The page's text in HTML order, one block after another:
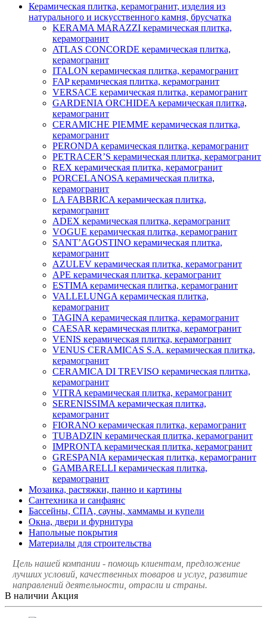
Керамическая плитка, керамогранит, изделия из
натурального и искусственного камня, брусчатка
KERAMA MARAZZI керамическая плитка,
керамогранит
ATLAS CONCORDE керамическая плитка,
керамогранит
ITALON керамическая плитка, керамогранит
FAP керамическая плитка, керамогранит
VERSACE керамическая плитка, керамогранит
GARDENIA ORCHIDEA керамическая плитка,
керамогранит
CERAMICHE PIEMME керамическая плитка,
керамогранит
PERONDA керамическая плитка, керамогранит
PETRACER’S керамическая плитка, керамогранит
REX керамическая плитка, керамогранит
PORCELANOSA керамическая плитка,
керамогранит
LA FABBRICA керамическая плитка,
керамогранит
ADEX керамическая плитка, керамогранит
VOGUE керамическая плитка, керамогранит
SANT’AGOSTINO керамическая плитка,
керамогранит
AZULEV керамическая плитка, керамогранит
APE керамическая плитка, керамогранит
ESTIMA керамическая плитка, керамогранит
VALLELUNGA керамическая плитка,
керамогранит
TAGINA керамическая плитка, керамогранит
CAESAR керамическая плитка, керамогранит
VENIS керамическая плитка, керамогранит
VENUS CERAMICAS S.A. керамическая плитка,
керамогранит
CERAMICA DI TREVISO керамическая плитка,
керамогранит
VITRA керамическая плитка, керамогранит
SERENISSIMA керамическая плитка,
керамогранит
FIORANO керамическая плитка, керамогранит
TUBADZIN керамическая плитка, керамогранит
IMPRONTA керамическая плитка, керамогранит
GRESPANIA керамическая плитка, керамогранит
GAMBARELLI керамическая плитка,
керамогранит
Мозаика, растяжки, панно и картины
Сантехника и санфаянс
Бассейны, СПА, сауны, хаммамы и купели
Окна, двери и фурнитура
Напольные покрытия
Материалы для строительства
Цель нашей компании - помощь клиентам, предложение
лучших условий, качественных товаров и услуг, развитие
направлений деятельности, отрасли и страны.
В наличии Акция